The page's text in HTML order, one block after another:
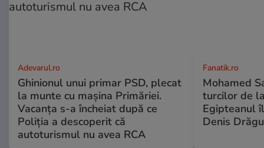
Adevarul.ro
Ghinionul unui primar PSD, plecat
la munte cu mașina Primăriei.
Vacanța s-a încheiat după ce
Poliția a descoperit că
autoturismul nu avea RCA
Fanatik.ro
Mohamed
turcilor de
Egipteanul
Denis